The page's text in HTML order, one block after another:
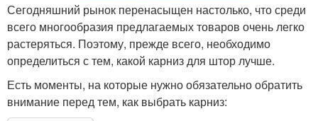
Сегодняшний рынок перенасыщен настолько, что среди
всего многообразия предлагаемых товаров очень легко
растеряться. Поэтому, прежде всего, необходимо
определиться с тем, какой карниз для штор лучше.
Есть моменты, на которые нужно обязательно обратить
внимание перед тем, как выбрать карниз: